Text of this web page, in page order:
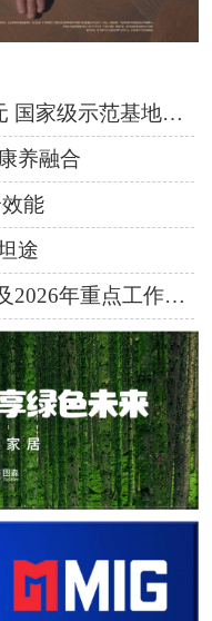
湖南林下经济产值破670亿元 国家级示范基地数量全国第一
养融合
能
途
云南林草“十五五”发展思路及2026年重点工作任务明确